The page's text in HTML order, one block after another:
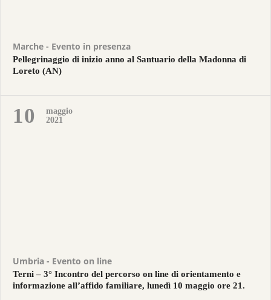
Marche - Evento in presenza
Pellegrinaggio di inizio anno al Santuario della Madonna di
Loreto (AN)
10
maggio
2021
Umbria - Evento on line
Terni – 3° Incontro del percorso on line di orientamento e
informazione all’affido familiare, lunedì 10 maggio ore 21.